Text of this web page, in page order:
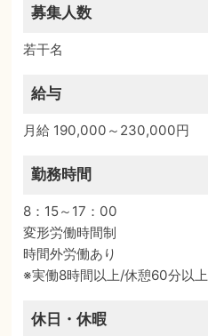
募集人数
若干名
給与
月給 190,000～230,000円
勤務時間
8：15～17：00
変形労働時間制
時間外労働あり
※実働8時間以上/休憩60分以上
休日・休暇